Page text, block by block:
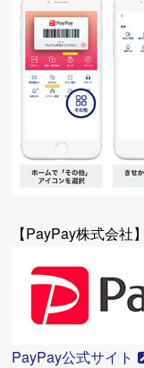
【PayPay株式会社】
PayPay公式サイト